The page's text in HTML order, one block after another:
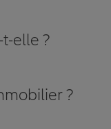
elle ?
?